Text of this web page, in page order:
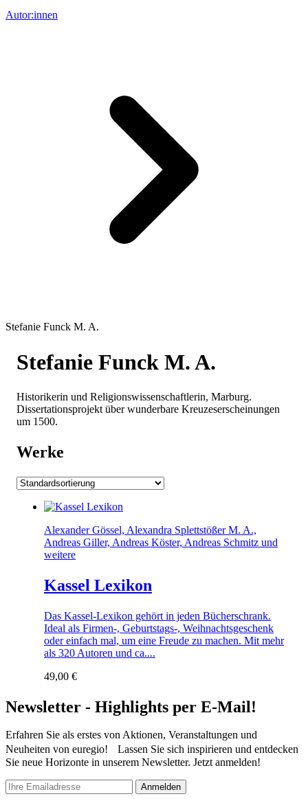
Autor:innen
Stefanie Funck M. A.
Stefanie Funck M. A.
Historikerin und Religionswissenschaftlerin, Marburg.
Dissertationsprojekt über wunderbare Kreuzeserscheinungen
um 1500.
Werke
Alexander Gössel, Alexandra Splettstößer M. A.,
Andreas Giller, Andreas Köster, Andreas Schmitz und
weitere
Kassel Lexikon
Das Kassel-Lexikon gehört in jeden Bücherschrank.
Ideal als Firmen-, Geburtstags-, Weihnachtsgeschenk
oder einfach mal, um eine Freude zu machen. Mit mehr
als 320 Autoren und ca....
49,00 €
Newsletter - Highlights per E-Mail!
Erfahren Sie als erstes von Aktionen, Veranstaltungen und
Neuheiten von euregio! Lassen Sie sich inspirieren und entdecken
Sie neue Horizonte in unserem Newsletter. Jetzt anmelden!